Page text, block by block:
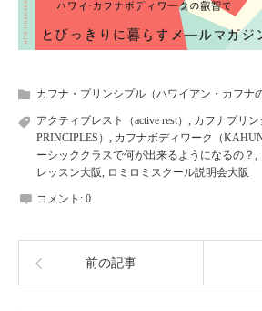
カフナ・プリンシプル（ハワイアン・カフナ
アクティブレスト（active rest） , カフナプリ
PRINCIPLES） , カフナボディワーク（
ーシッククラスで何が出来るようになるの？ ,
レッスン大阪, ロミロミスクール説明会大阪
コメント: 0
前の記事